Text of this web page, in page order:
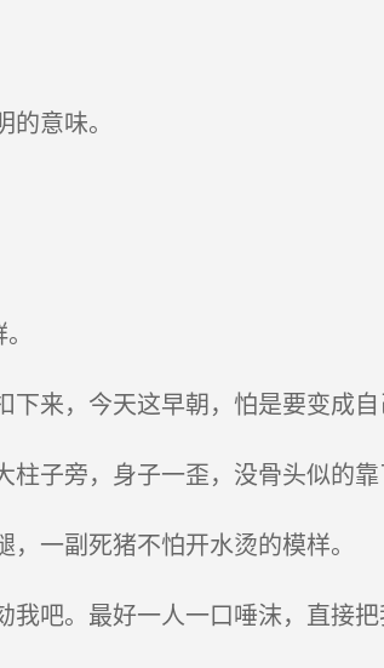
意味。
来，今天这早朝，怕是要变成自
子旁，身子一歪，没骨头似的靠
一副死猪不怕开水烫的模样。
吧。最好一人一口唾沫，直接